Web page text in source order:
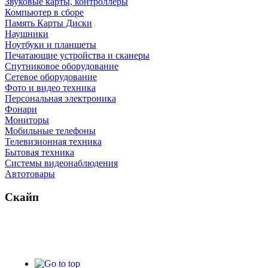
Компьютер в сборе
Память Карты Диски
Наушники
Ноутбуки и планшеты
Печатающие устройства и сканеры
Спутниковое оборудование
Сетевое оборудование
Фото и видео техника
Персональная электроника
Фонари
Мониторы
Мобильные телефоны
Телевизионная техника
Бытовая техника
Cистемы видеонаблюдения
Автотовары
Скайп